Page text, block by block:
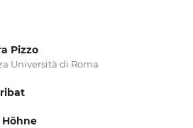
Pizzo
Università di Roma